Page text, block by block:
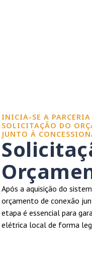
INICIA-SE A
SOLICITAÇÃO DO
JUNTO À
Após a aquisição do
orçamento de conexão
etapa é essencial para
elétrica local de forma